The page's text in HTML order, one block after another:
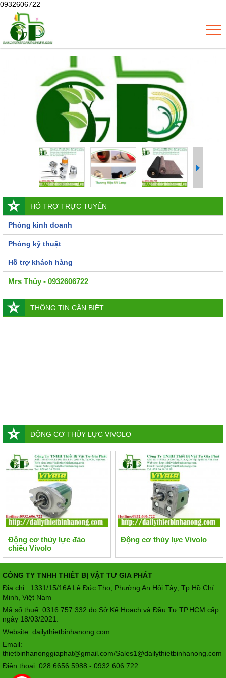
0932606722
HỖ TRỢ TRỰC TUYẾN
Phòng kinh doanh
Phòng kỹ thuật
Hỗ trợ khách hàng
Mrs Thủy - 0932606722
THÔNG TIN CẦN BIẾT
ĐỘNG CƠ THỦY LỰC VIVOLO
Động cơ thủy lực đảo
chiều Vivolo
Động cơ thủy lực Vivolo
CÔNG TY TNHH THIẾT BỊ VẬT TƯ GIA PHÁT
Địa chỉ: 1331/15/16A Lê Đức Thọ, Phường An Hội Tây Tp.Hồ Chí
Minh, Việt Nam
Mã số thuế: 0316 757 332 do Sở Kế Hoạch và Đầu Tư TP.HCM cấp
ngày 18/03/2021.
Website: dailythietbinhanong.com
Email:
thietbinhanonggiaphat@gmail.com/Sales1@dailythietbinhanong.com
Điện thoại: 028 6656 5988 - 0932 606 722